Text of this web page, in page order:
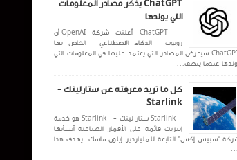
ChatGPT يذكر مصادر المعلومات
التي يولدها
ChatGPT أعلنت شركة OpenAI أن
روبوت الذكاء الاصطناعي الخاص بها
ChatGPT سيعرض المصادر التي يعتمد عليها في المعلومات التي
عندما يتصف...
كل ما تريد معرفته عن ستارلينك -
Starlink
Starlink ستار لينك - Starlink هو خدمة
إنترنت قائمة على الأقمار الصناعية أنشأتها
“سبيس إكس” التابعة للملياردير إيلون ماسك. يهدف هذا